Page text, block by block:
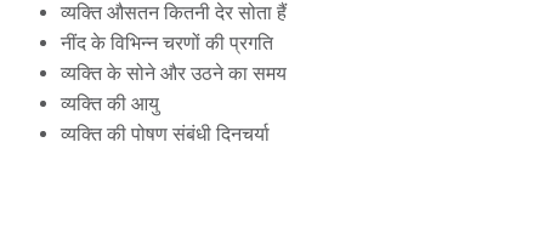
व्यक्ति औसतन कितनी देर सोता हैं
नींद के विभिन्न चरणों की प्रगति
व्यक्ति के सोने और उठने का समय
व्यक्ति की आयु
व्यक्ति की पोषण संबंधी दिनचर्या